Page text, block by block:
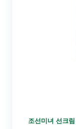
조선미녀 선크